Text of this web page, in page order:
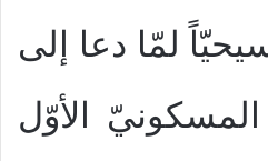
لمّا دعا إلى
المسكونيّ الأوّل